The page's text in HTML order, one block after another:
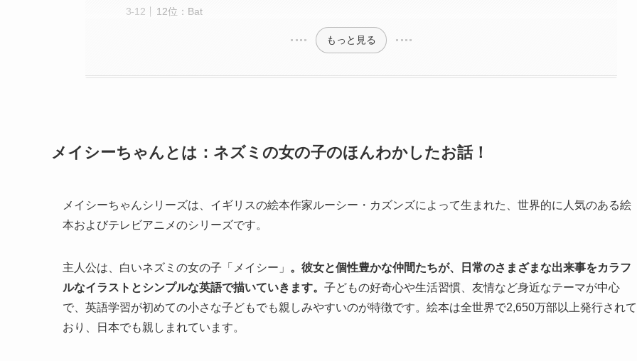
12位：Bat
もっと見る
メイシーちゃんとは：ネズミの女の子のほんわかしたお話！
メイシーちゃんシリーズは、イギリスの絵本作家ルーシー・カズンズによって生まれた、世界的に人気のある絵
本およびテレビアニメのシリーズです。
主人公は、白いネズミの女の子「メイシー」 。彼女と個性豊かな仲間たちが、日常のさまざまな出来事をカラフ
ルなイラストとシンプルな英語で描いていきます。 子どもの好奇心や生活習慣、友情など身近なテーマが中心
で、英語学習が初めての小さな子どもでも親しみやすいのが特徴です。絵本は全世界で2,650万部以上発行されて
おり、日本でも親しまれています。